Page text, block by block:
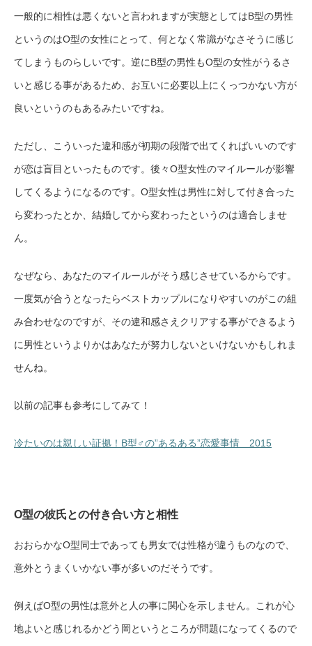
一般的に相性は悪くないと言われますが実態としてはB型の男性
というのはO型の女性にとって、何となく常識がなさそうに感じ
てしまうものらしいです。逆にB型の男性もO型の女性がうるさ
いと感じる事があるため、お互いに必要以上にくっつかない方が
良いというのもあるみたいですね。
ただし、こういった違和感が初期の段階で出てくればいいのです
が恋は盲目といったものです。後々O型女性のマイルールが影響
してくるようになるのです。O型女性は男性に対して付き合った
ら変わったとか、結婚してから変わったというのは適合しませ
ん。
なぜなら、あなたのマイルールがそう感じさせているからです。
一度気が合うとなったらベストカップルになりやすいのがこの組
み合わせなのですが、その違和感さえクリアする事ができるよう
に男性というよりかはあなたが努力しないといけないかもしれま
せんね。
以前の記事も参考にしてみて！
冷たいのは親しい証拠！B型♂の”あるある”恋愛事情 2015
O型の彼氏との付き合い方と相性
おおらかなO型同士であっても男女では性格が違うものなので、
意外とうまくいかない事が多いのだそうです。
例えばO型の男性は意外と人の事に関心を示しません。これが心
地よいと感じれるかどう岡というところが問題になってくるので